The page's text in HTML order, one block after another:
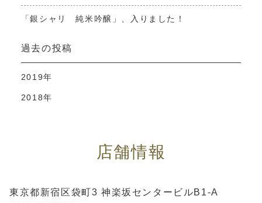
「銀シャリ 純米吟醸」、入りました！
過去の投稿
2019年
2018年
店舗情報
東京都新宿区袋町3 神楽坂センタービルB1-A